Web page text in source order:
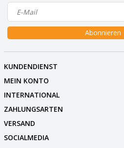
Abonnieren
KUNDENDIENST
MEIN KONTO
INTERNATIONAL
ZAHLUNGSARTEN
VERSAND
SOCIALMEDIA